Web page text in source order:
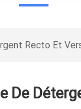
Recto Et
De